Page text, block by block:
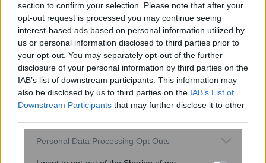
section to confirm your selection. Please note that after your
opt-out request is processed you may continue seeing
interest-based ads based on personal information utilized by
us or personal information disclosed to third parties prior to
your opt-out. You may separately opt-out of the further
disclosure of your personal information by third parties on the
IAB’s list of downstream participants. This information may
also be disclosed by us to third parties on the IAB’s List of
Downstream Participants that may further disclose it to other
Please note that this website/app uses one or more Google
Personal Data Processing Opt Outs
Κουίζ: Πόσο καλά θυμάστε την
ελληνική μυθολογία; Μπορείτε να
απαντήσετε σωστά και στις 3
ερωτήσεις;